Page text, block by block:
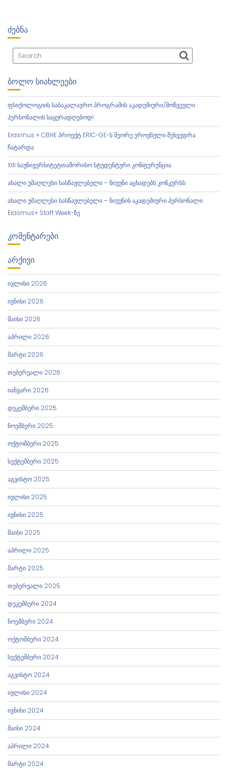
Ვ
Ი
Ც
Ი
Ა
ᲫᲔᲑᲜᲐ
ᲑᲝᲚᲝ ᲡᲘᲐᲮᲚᲔᲔᲑᲘ
ფსიქოლოგიის საბაკალავრო პროგრამის აკადემიური/მოწვეული
პერსონალის საყურადღებოდ!
Erasmus + CBHE პროექტ ERIC-GE-ს მეორე ეროვნული შეხვედრა
ჩატარდა
XIII საუნივერსიტეტთაშორისო სტუდენტური კონფერენცია
ახალი უმაღლესი სასწავლებელი – ნიუუნი აცხადებს კონკურსს
ახალი უმაღლესი სასწავლებელი – ნიუუნის აკადემიური პერსონალი
Erasmus+ Staff Week-ზე
ᲙᲝᲛᲔᲜᲢᲐᲠᲔᲑᲘ
ᲐᲠᲥᲘᲕᲘ
ივლისი 2026
ივნისი 2026
მაისი 2026
აპრილი 2026
მარტი 2026
თებერვალი 2026
იანვარი 2026
დეკემბერი 2025
ნოემბერი 2025
ოქტომბერი 2025
სექტემბერი 2025
აგვისტო 2025
ივლისი 2025
ივნისი 2025
მაისი 2025
აპრილი 2025
მარტი 2025
თებერვალი 2025
დეკემბერი 2024
ნოემბერი 2024
ოქტომბერი 2024
სექტემბერი 2024
აგვისტო 2024
ივლისი 2024
ივნისი 2024
მაისი 2024
აპრილი 2024
მარტი 2024